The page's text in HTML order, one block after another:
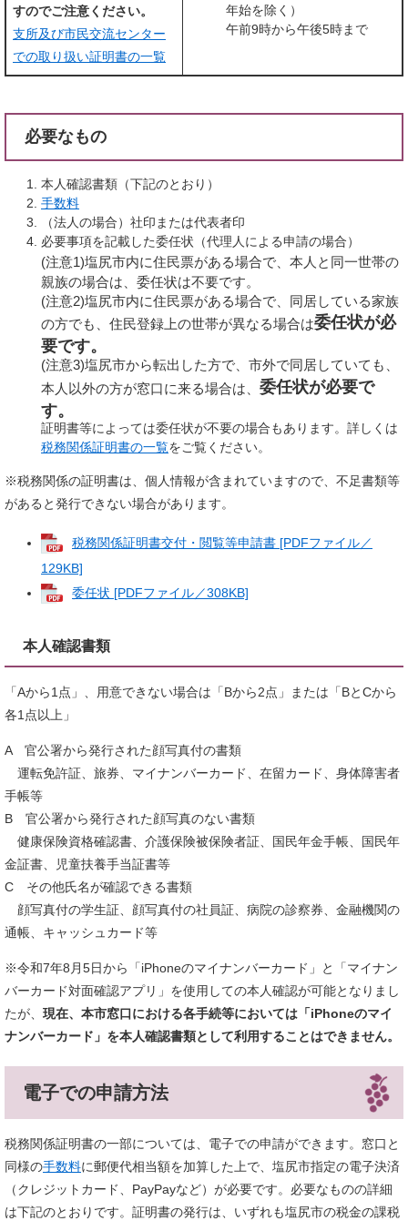
すのでご注意ください。
支所及び市民交流センター
での取り扱い証明書の一覧
年始を除く）
午前9時から午後5時まで
必要なもの
本人確認書類（下記のとおり）
手数料
（法人の場合）社印または代表者印
必要事項を記載した委任状（代理人による申請の場合）
(注意1)塩尻市内に住民票がある場合で、本人と同一世帯の
親族の場合は、委任状は不要です。
(注意2)塩尻市内に住民票がある場合で、同居している家族
の方でも、住民登録上の世帯が異なる場合は委任状が必
要です。
(注意3)塩尻市から転出した方で、市外で同居していても、
本人以外の方が窓口に来る場合は、 委任状が必要で
す。
証明書等によっては委任状が不要の場合もあります。詳しくは
税務関係証明書の一覧をご覧ください。
※税務関係の証明書は、個人情報が含まれていますので、不足書類等
があると発行できない場合があります。
税務関係証明書交付・閲覧等申請書 [PDFファイル／
129KB]
委任状 [PDFファイル／308KB]
本人確認書類
「Aから1点」、用意できない場合は「Bから2点」または「BとCから
各1点以上」
A 官公署から発行された顔写真付の書類
運転免許証、旅券、マイナンバーカード、在留カード、身体障害者
手帳等
B 官公署から発行された顔写真のない書類
健康保険資格確認書、介護保険被保険者証、国民年金手帳、国民年
金証書、児童扶養手当証書等
C その他氏名が確認できる書類
顔写真付の学生証、顔写真付の社員証、病院の診察券、金融機関の
通帳、キャッシュカード等
※令和7年8月5日から「iPhoneのマイナンバーカード」と「マイナン
バーカード対面確認アプリ」を使用しての本人確認が可能となりまし
たが、 現在、本市窓口における各手続等においては「iPhoneのマイ
ナンバーカード」を本人確認書類として利用することはできません。
電子での申請方法
税務関係証明書の一部については、電子での申請ができます。窓口と
同様の手数料に郵便代相当額を加算した上で、塩尻市指定の電子決済
（クレジットカード、PayPayなど）が必要です。必要なものの詳細
は下記のとおりです。証明書の発行は、いずれも塩尻市の税金の課税